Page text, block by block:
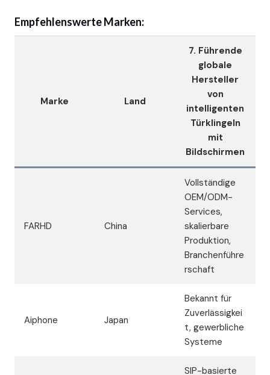
Empfehlenswerte Marken:
Marke Land
7. Führende
globale
Hersteller
von
intelligenten
Türklingeln
mit
Bildschirmen
FARHD China
Vollständige
OEM/ODM-
Services,
skalierbare
Produktion,
Branchenführe
rschaft
Aiphone Japan
Bekannt für
Zuverlässigkei
t, gewerbliche
Systeme
SIP-basierte